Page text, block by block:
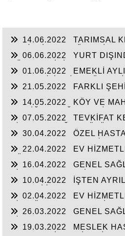
14.06.2022
TARIMSAL
EMEKLİLİK DURUMLARI
06.06.2022
YURT
DURUMU İLE İŞ
İŞÇİLERİN SGK
01.06.2022
EMEKLİ
İŞCİNİN BU SÜRELERİ
DÜŞÜLEBİLİR Mİ?
21.05.2022
FARKLI
TEŞVİKLERDEN
SÜRELİ RAPOR ONAYLARI
14.05.2022
KÖY VE
İLGİLİ BİLGİLER
07.05.2022
TEVKİFAT
30.04.2022
ÖZEL
PAYI-YURTDIŞI
YOKLAMA BELGESİ-
22.04.2022
EV
KAPICILIĞI YAPANLARIN
UYGULAMASI İLE SGK
16.04.2022
GENEL
VEYA DIŞARIDAN
YAPILACAKLAR-İSTEĞE
SİGORTALILARIN BORCU
10.04.2022
İŞTEN
YEDEK SUBAYLIK
İKRAMİYESİNE KATKISI?
02.04.2022
EV
BORÇLANMASIIN
26.03.2022
GENEL
YARARLANILABİLİR-
19.03.2022
MESLEK